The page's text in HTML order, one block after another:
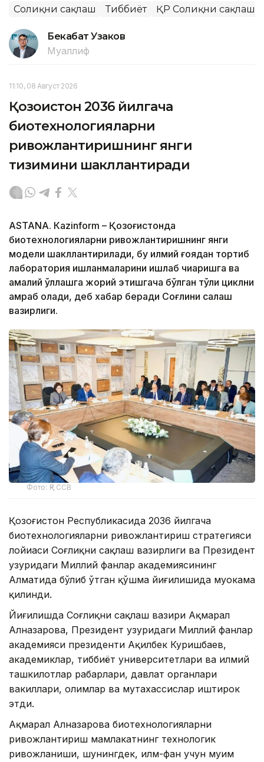
Соғлиқни сақлаш Тиббиёт ҚР Соғлиқни сақлаш
Бекабат Узаков
Муаллиф
11:10, 08 Август 2026
Қозоғистон 2036 йилгача
биотехнологияларни
ривожлантиришнинг янги
тизимини шакллантиради
ASTANА. Кazinform – Қозоғистонда
биотехнологияларни ривожлантиришнинг янги
модели шакллантирилади, бу илмий ғоядан тортиб
лаборатория ишланмаларини ишлаб чиқаришга ва
амалий қўллашга жорий этишгача бўлган тўлиқ циклни
қамраб олади, деб хабар беради Соғлиқни сақлаш
вазирлиги.
Фото: ҚР ССВ
Қозоғистон Республикасида 2036 йилгача
биотехнологияларни ривожлантириш стратегияси
лойиҳаси Соғлиқни сақлаш вазирлиги ва Президент
ҳузуридаги Миллий фанлар академиясининг
Алматида бўлиб ўтган қўшма йиғилишида муҳокама
қилинди.
Йиғилишда Соғлиқни сақлаш вазири Ақмарал
Алназарова, Президент ҳузуридаги Миллий фанлар
академияси президенти Ақилбек Куришбаев,
академиклар, тиббиёт университетлари ва илмий
ташкилотлар раҳбарлари, давлат органлари
вакиллари, олимлар ва мутахассислар иштирок
этди.
Ақмарал Алназарова биотехнологияларни
ривожлантириш мамлакатнинг технологик
ривожланиши, шунингдек, илм-фан учун муҳим